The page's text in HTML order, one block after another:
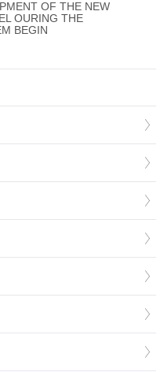
OF THE NEW
OURING THE
BEGIN